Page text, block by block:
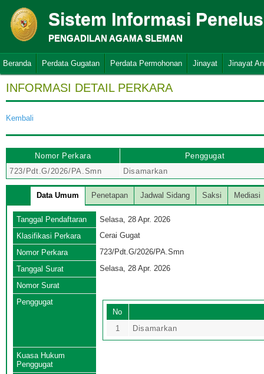
Sistem Informasi
PENGADILAN AGAMA SLEMAN
Beranda Perdata Gugatan Perdata Permohonan Jinayat Jinayat
INFORMASI DETAIL PERKARA
Kembali
Nomor Perkara
Penggugat
723/Pdt.G/2026/PA.Smn
Disamarkan
Data Umum Penetapan Jadwal Sidang Saksi Mediasi
Tanggal Pendaftaran
Selasa, 28 Apr. 2026
Klasifikasi Perkara
Cerai Gugat
Nomor Perkara
723/Pdt.G/2026/PA.Smn
Tanggal Surat
Selasa, 28 Apr. 2026
Nomor Surat
Penggugat
No
1
Disamarkan
Kuasa Hukum
Penggugat